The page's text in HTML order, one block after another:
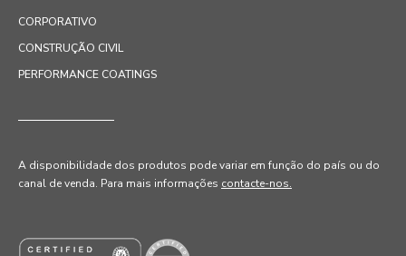
CORPORATIVO
CONSTRUÇÃO CIVIL
PERFORMANCE COATINGS
A disponibilidade dos produtos pode variar em função do país ou do
canal de venda. Para mais informações contacte-nos.